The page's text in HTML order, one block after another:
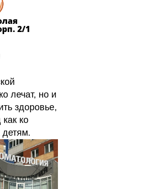
2/1
лечат, но и
здоровье,
ко
детям.